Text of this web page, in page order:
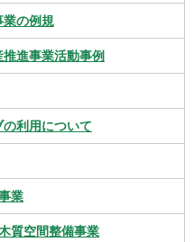
業の例規
進事業活動事例
利用について
業
質空間整備事業